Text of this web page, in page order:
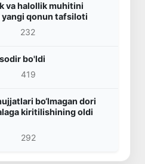
va halollik muhitini
qonun tafsiloti
232
bo'ldi
419
bo‘lmagan dori
kiritilishining oldi
292